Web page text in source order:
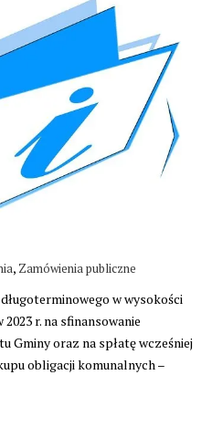
, Zamówienia publiczne
w wysokości
2023 r. na sfinansowanie
Gminy oraz na spłatę wcześniej
obligacji komunalnych –